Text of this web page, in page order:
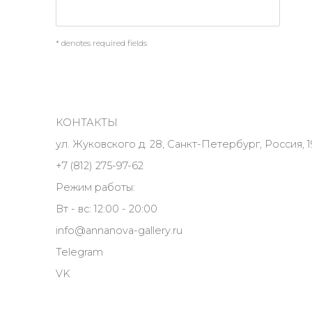
* denotes required fields
КОНТАКТЫ
ул. Жуковского д. 28, Санкт-Петербург, Россия,
+7 (812) 275-97-62
Режим работы:
Вт - вс: 12:00 - 20:00
info@annanova-gallery.ru
Telegram
VK